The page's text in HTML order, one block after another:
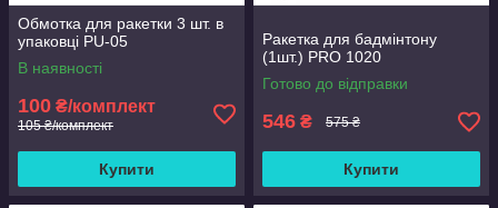
Обмотка для ракетки 3 шт. в
упаковці PU-05
В наявності
100 ₴/комплект
105 ₴/комплект
Купити
Ракетка для бадмінтону
(1шт.) PRO 1020
Готово до відправки
546 ₴ 575 ₴
Купити